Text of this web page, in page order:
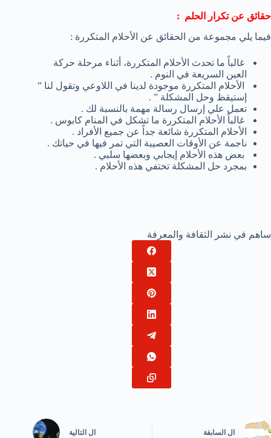
حقائق عن تكرار الحلم :
فيما يلي مجموعة من الحقائق عن الأحلام المتكررة :
غالباً ما تحدث الأحلام المتكررة، أثناء مرحلة حركة
العين السريعة في النوم .
الأحلام المتكررة موجودة لدينا في اللاوعي وتقول لنا ”
إستيقظ وحل المشكلة ” .
تعمل علي إرسال رسالة مهمة بالنسبة لك .
غالباً الأحلام المتكررة ما تشكل في المنام كابوس .
الأحلام المتكررة شائعة جداً عن جميع الأفراد .
ناجمة عن الأوقات العصيبة التي تمر فيها في حياتك .
بعض هذه الأحلام إيجابي وبعضها سلبي .
بمجرد حل المشكلة تختفي هذه الأحلام .
ساهم في نشر الثقافة والمعرفة
ال السابقة ال التالية